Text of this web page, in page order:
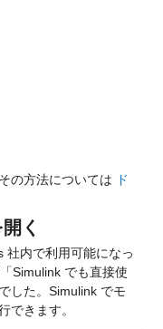
の方法については
ド
く
社内で利用可能になっ
Simulink でも直接使
した。Simulink でモ
できます。